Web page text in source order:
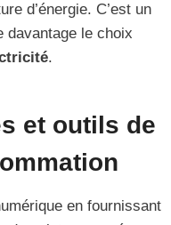
d’énergie. C’est un
davantage le choix
.
et outils de
en fournissant